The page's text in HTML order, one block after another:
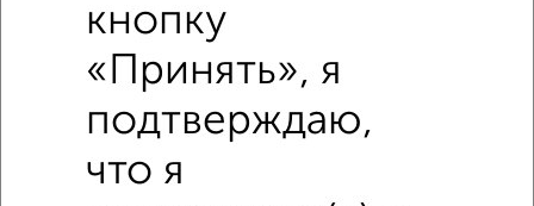
кнопку
«Принять», я
подтверждаю,
что я